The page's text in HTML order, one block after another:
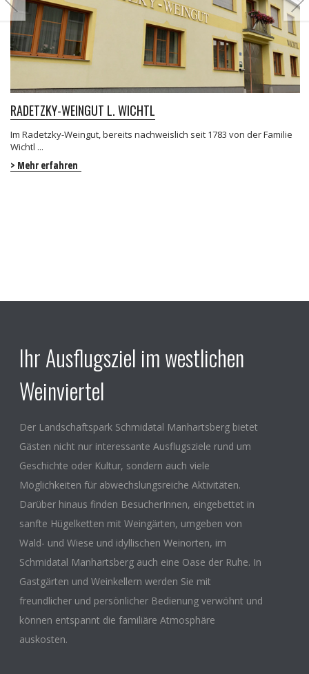
RADETZKY-WEINGUT L. WICHTL
Im Radetzky-Weingut, bereits nachweislich seit 1783 von der Familie
Wichtl ...
> Mehr erfahren
Ihr Ausflugsziel im westlichen
Weinviertel
Der Landschaftspark Schmidatal Manhartsberg bietet
Gästen nicht nur interessante Ausflugsziele rund um
Geschichte oder Kultur, sondern auch viele
Möglichkeiten für abwechslungsreiche Aktivitäten.
Darüber hinaus finden BesucherInnen, eingebettet in
sanfte Hügelketten mit Weingärten, umgeben von
Wald- und Wiese und idyllischen Weinorten, im
Schmidatal Manhartsberg auch eine Oase der Ruhe. In
Gastgärten und Weinkellern werden Sie mit
freundlicher und persönlicher Bedienung verwöhnt und
können entspannt die familiäre Atmosphäre
auskosten.